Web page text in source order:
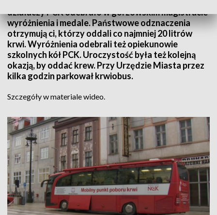
działaczy PCK odebrało w gorzowskim magistracie
wyróżnienia i medale. Państwowe odznaczenia
otrzymują ci, którzy oddali co najmniej 20 litrów
krwi. Wyróżnienia odebrali też opiekunowie
szkolnych kół PCK. Uroczystość była też kolejną
okazją, by oddać krew. Przy Urzędzie Miasta przez
kilka godzin parkował krwiobus.
Szczegóły w materiale wideo.